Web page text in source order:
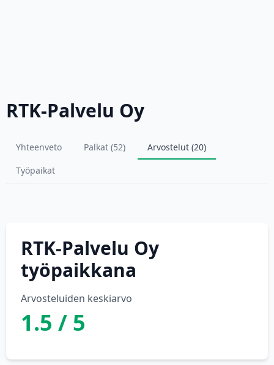
RTK-Palvelu Oy
Yhteenveto Palkat (52)
Arvostelut (20)
Työpaikat
RTK-Palvelu Oy
työpaikkana
Arvosteluiden keskiarvo
1.5 / 5